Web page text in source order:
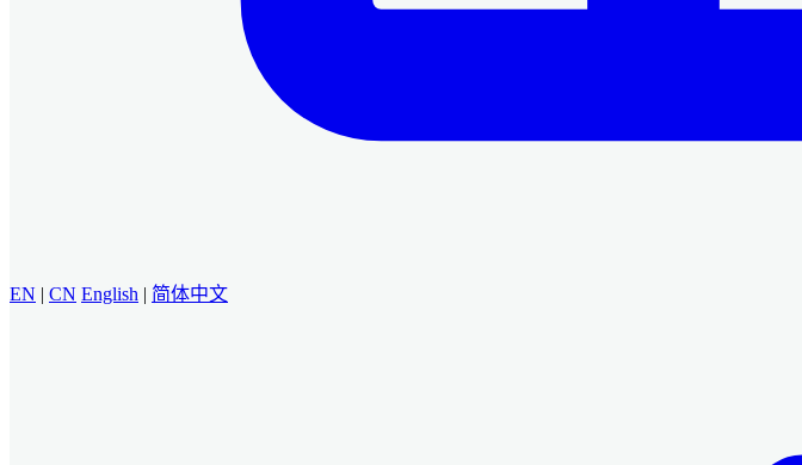
EN | CN English | 简体中文